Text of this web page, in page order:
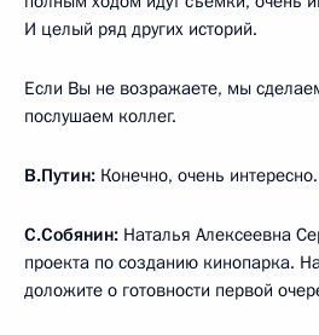
И целый ряд других историй.
Если Вы не возражаете, мы
послушаем коллег.
В.Путин: Конечно, очень интересно.
С.Собянин: Наталья Алексеевна
проекта по созданию кинопарка.
доложите о готовности первой